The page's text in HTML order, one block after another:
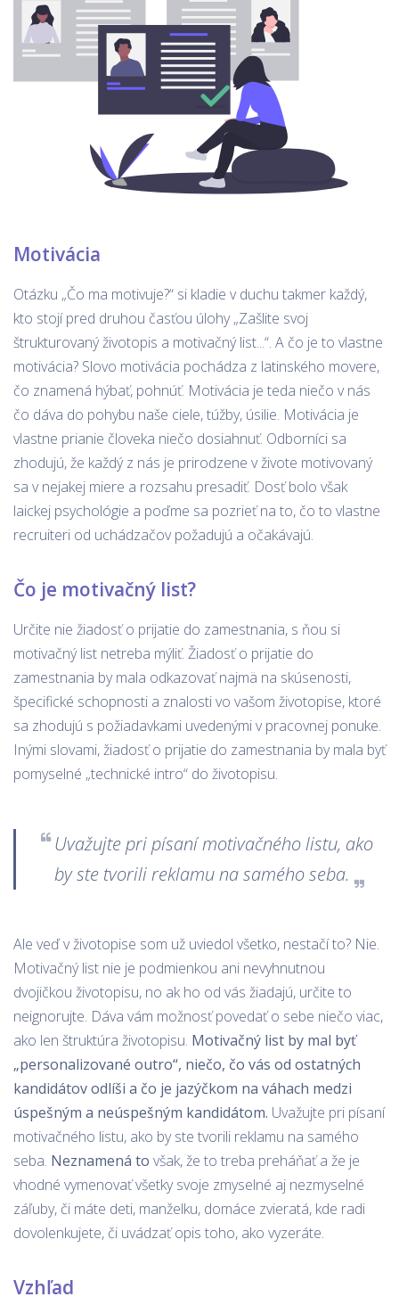
Motivácia
Otázku „Čo ma motivuje?“ si kladie v duchu takmer každý,
kto stojí pred druhou časťou úlohy „Zašlite svoj
štrukturovaný životopis a motivačný list...“. A čo je to vlastne
motivácia? Slovo motivácia pochádza z latinského movere,
čo znamená hýbať, pohnúť. Motivácia je teda niečo v nás
čo dáva do pohybu naše ciele, túžby, úsilie. Motivácia je
vlastne prianie človeka niečo dosiahnuť. Odborníci sa
zhodujú, že každý z nás je prirodzene v živote motivovaný
sa v nejakej miere a rozsahu presadiť. Dosť bolo však
laickej psychológie a poďme sa pozrieť na to, čo to vlastne
recruiteri od uchádzačov požadujú a očakávajú.
Čo je motivačný list?
Určite nie žiadosť o prijatie do zamestnania, s ňou si
motivačný list netreba mýliť. Žiadosť o prijatie do
zamestnania by mala odkazovať najmä na skúsenosti,
špecifické schopnosti a znalosti vo vašom životopise, ktoré
sa zhodujú s požiadavkami uvedenými v pracovnej ponuke.
Inými slovami, žiadosť o prijatie do zamestnania by mala byť
pomyselné „technické intro“ do životopisu.
Uvažujte pri písaní motivačného listu, ako
by ste tvorili reklamu na samého seba.
Ale veď v životopise som už uviedol všetko, nestačí to? Nie.
Motivačný list nie je podmienkou ani nevyhnutnou
dvojičkou životopisu, no ak ho od vás žiadajú, určite to
neignorujte. Dáva vám možnosť povedať o sebe niečo viac,
ako len štruktúra životopisu. Motivačný list by mal byť
„personalizované outro“, niečo, čo vás od ostatných
kandidátov odlíši a čo je jazýčkom na váhach medzi
úspešným a neúspešným kandidátom. Uvažujte pri písaní
motivačného listu, ako by ste tvorili reklamu na samého
seba. Neznamená to však, že to treba preháňať a že je
vhodné vymenovať všetky svoje zmyselné aj nezmyselné
záľuby, či máte deti, manželku, domáce zvieratá, kde radi
dovolenkujete, či uvádzať opis toho, ako vyzeráte.
Vzhľad